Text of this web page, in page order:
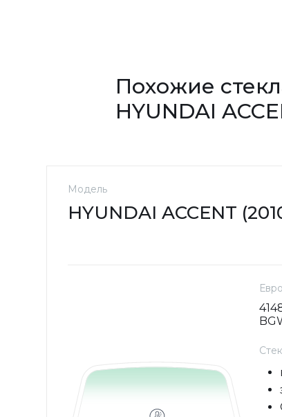
Похожие
HYUNDAI
Модель
HYUNDAI ACCENT